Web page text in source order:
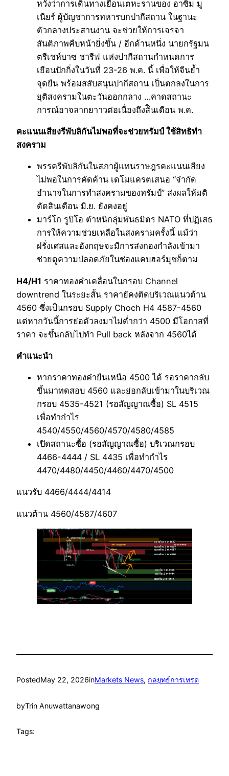
หวังว่าการเดินทางเยือนเตหะรานของ อาซิม มู
เนียร์ ผู้บัญชาการทหารบกปากีสถาน ในฐานะ
ตัวกลางประสานงาน จะช่วยให้การเจรจา
สันติภาพคืบหน้ายิ่งขึ้น / อีกด้านหนึ่ง นายกรัฐมน
ตรีเชห์บาซ ชารีฟ แห่งปากีสถานกำหนดการ
เยือนปักกิ่งในวันที่ 23-26 พ.ค. นี้ เพื่อให้จีนย้ำ
จุดยืน พร้อมสสับสนุนปากีสถาน เป็นตกลงในการ
ยุติสงครามในตะวันออกกลาง …คาดสถานะ
การณ์อาจลากยาาวต่อเนื่องถึงส้ินเดือน พ.ค.
คะแนนเสียงรีพับลิกันไม่พอที่จะช่วยทรัมป์ ใช้สิทธิทำ
สงคราม
พรรครีพับลิกันในสภาผู้แทนราษฎรคะแนนเสียง
ไม่พอในการคัดค้าน เดโมแครตเสนอ “จำกัด
อำนาจในการทำสงครามของทรัมป์” ส่งผลให้มติ
ตัดสินเดือน มิ.ย. ยังคงอยู่
มาร์โก รูบิโอ ตำหนิกลุ่มพันธมิตร NATO ที่ปฏิเสธ
การให้ความช่วยเหลือในสงครามครั้งนี้ แม้ว่า
ฝรั่งเศสและอังกฤษจะมีการส่งกองกำลังเข้ามา
ช่วยดูความปลอดภัยในช่องแคบฮอร์มุชก็ตาม
H4/H1 ราคาทองคำเคลื่อนในกรอบ Channel
downtrend ในระยะสั้น ราคายัคงติดบริเวณแนวต้าน
4560 ซึ่งเป็นกรอบ Supply Choch H4 4587-4560
แต่หากวันนี้การย่อตัวลงมาไม่ต่ำกว่า 4500 มีโอกาสที่
ราคา จะขึ้นกลับไปทำ Pull back หลังจาก 4560ได้
คำแนะนำ
หากราคาทองคำยืนเหนือ 4500 ได้ รอราคากลับ
ขึ้นมาทดสอบ 4560 และย่อกลับเข้ามาในบริเวณ
กรอบ 4535-4521 (รอสัญญาณซื้อ) SL 4515
เพื่อทำกำไร
4540/4550/4560/4570/4580/4585
เปิดสถานะซื้อ (รอสัญญาณซื้อ) บริเวณกรอบ
4466-4444 / SL 4435 เพื่อทำกำไร
4470/4480/4450/4460/4470/4500
แนวรับ 4466/4444/4414
แนวต้าน 4560/4587/4607
PostedMay 22, 2026inMarkets News, กลยุทธ์การเทรด
byTrin Anuwattanawong
Tags: